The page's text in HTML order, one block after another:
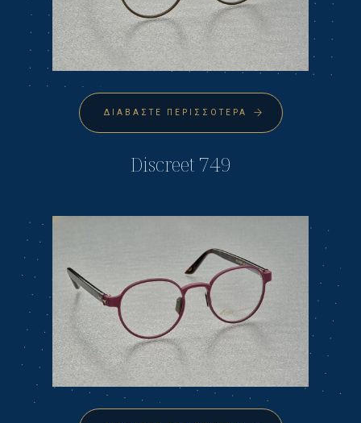
ΔΙΑΒΆΣΤΕ ΠΕΡΙΣΣΌΤΕΡΑ
Discreet 749